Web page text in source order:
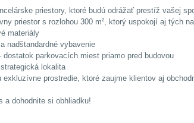
priestory, ktoré budú odrážať prestíž vašej
priestor s rozlohou 300 m², ktorý uspokojí aj tých
materiály
nadštandardné vybavenie
parkovacích miest priamo pred budovou
lokalita
exkluzívne prostredie, ktoré zaujme klientov aj
a dohodnite si obhliadku!